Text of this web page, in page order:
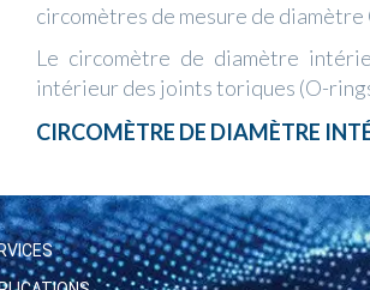
circomètres de mesure de
Le circomètre de diamètre
intérieur des joints toriques (O-
CIRCOMÈTRE DE DIAMÈTRE